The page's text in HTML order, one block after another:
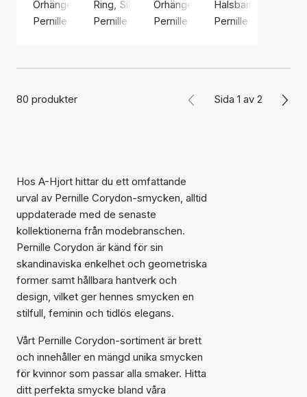
Örhängen, Silverfärg / Silver sterling 925
Pernille Corydon
Ring, Silverfärg / Silver sterling 925
Pernille Corydon
Örhängen, Silverfärg / Silver
Pernille Corydon
Halsband,
Pernille Corydon
80 produkter Sida 1 av 2
Hos A-Hjort hittar du ett omfattande
urval av Pernille Corydon-smycken, alltid
uppdaterade med de senaste
kollektionerna från modebranschen.
Pernille Corydon är känd för sin
skandinaviska enkelhet och geometriska
former samt hållbara hantverk och
design, vilket ger hennes smycken en
stilfull, feminin och tidlös elegans.
Vårt Pernille Corydon-sortiment är brett
och innehåller en mängd unika smycken
för kvinnor som passar alla smaker. Hitta
ditt perfekta smycke bland våra